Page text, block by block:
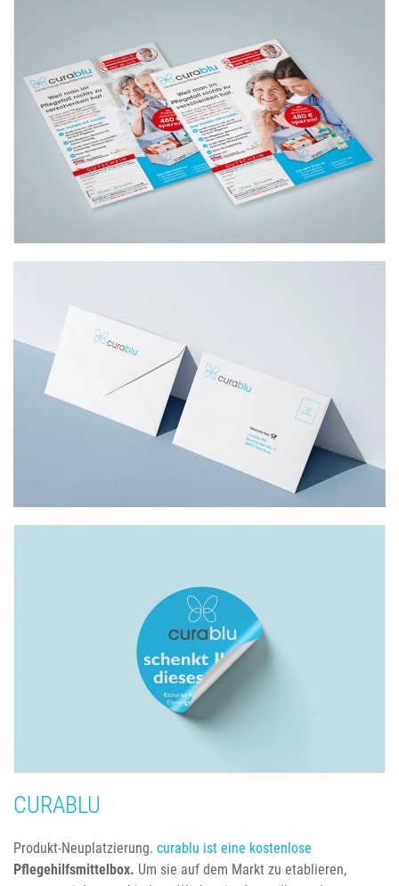
CURABLU
Produkt-Neuplatzierung. curablu ist eine kostenlose
Pflegehilfsmittelbox. Um sie auf dem Markt zu etablieren,